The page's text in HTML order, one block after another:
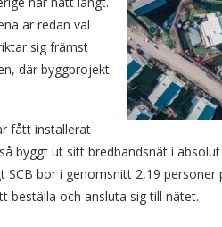
är redan väl
sig främst
där byggprojekt
fått installerat
byggt ut sitt bredbandsnät i
SCB bor i genomsnitt 2,19
beställa och ansluta sig till nätet.